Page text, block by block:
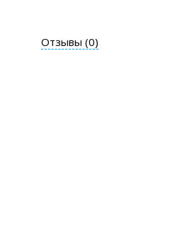
Отзывы (0)